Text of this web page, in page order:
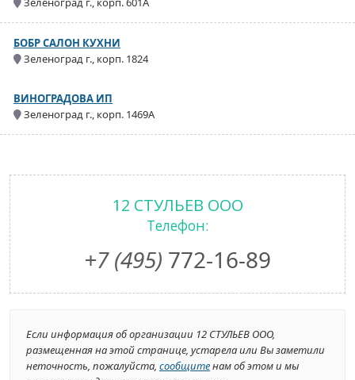
БОБР САЛОН КУХНИ
Зеленоград г., корп. 1824
ВИНОГРАДОВА ИП
Зеленоград г., корп. 1469А
12 СТУЛЬЕВ ООО
Телефон:
+7 (495) 772-16-89
Если информация об организации 12 СТУЛЬЕВ ООО,
размещенная на этой странице, устарела или Вы заметили
неточность, пожалуйста, сообщитенам об этом и мы